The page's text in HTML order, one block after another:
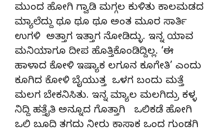
ಮುಂದ ಹೋಗಿ ಗ್ವಾಡಿ ಮಗ್ಗಲ ಕುಳಿತು ಕಾಲಮಡದ
ಮ್ಯಾಲೆದ್ದು ಥೂ ಥೂ ಥೂ ಅಂತ ಮೂರ ಸಾರ್ತಿ
ಉಗಳಿ ಅತ್ತಾಗ ಇತ್ತಾಗ ನೋಡಿದ್ಳು. ಇನ್ನ ಯಾವ
ಮನಿಯಾಗೂ ದೀಪ ಹೊತ್ತಿಕೊಂಡಿದ್ದಿಲ್ಲ. ‘ಈ
ಹಾಳಾದ ಕೋಳಿ ಇಷ್ಯಾಕ ಲಗೂನ ಕೂಗೇತಿ’ ಎಂದು
ಕೂಗಿದ ಕೋಳಿ ಬೈಯುತ್ತ ಒಳಗ ಬಂದು ಮತ್ತೆ
ಮಲಗ ಬೇಕನಿಸಿತು. ಇನ್ನ ಮ್ಯಾಲ ಮಲಗಿದ್ರು ಕಳ್ಳ
ನಿದ್ದಿ ಹತ್ತೈತಿ ಅನ್ನೂದ ಗೊತ್ತಾಗಿ ಒಲಿಕಡೆ ಹೋಗಿ
ಒಲಿ ಬೂದಿ ತಗದು ನೀರು ಕಾಸಾಕ ಒಂದ ಗುಂಡಗಿ